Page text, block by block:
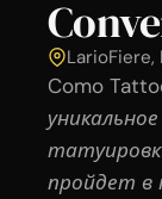
LarioFiere,
Como
пройдет в